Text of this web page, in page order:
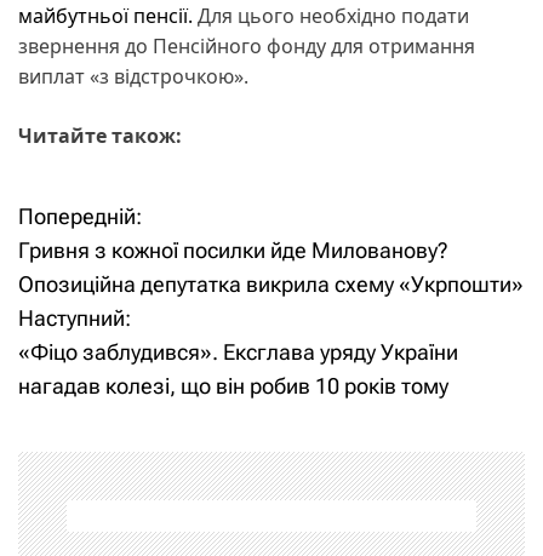
майбутньої пенсії. Для цього необхідно подати
звернення до Пенсійного фонду для отримання
виплат «з відстрочкою».
Читайте також:
Н
а
в
і
а
ц
Попередній:
Гривня з кожної посилки йде Милованову?
Опозиційна депутатка викрила схему «Укрпошти»
Наступний:
«Фіцо заблудився». Ексглава уряду України
нагадав колезі, що він робив 10 років тому